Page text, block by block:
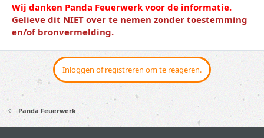
Wij danken Panda Feuerwerk voor de informatie.
Gelieve dit NIET over te nemen zonder toestemming
en/of bronvermelding.
Inloggen of registreren om te reageren.
Panda Feuerwerk